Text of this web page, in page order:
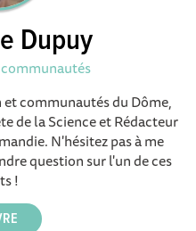
Dupuy
communautés du Dôme,
de la Science et Rédacteur
N'hésitez pas à me
question sur l'un de ces
!